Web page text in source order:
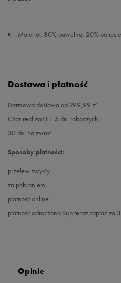
Materiał: 80% bawełna, 20%
Dostawa i płatność
Darmowa dostawa od 299,99 zł
Czas realizacji 1-5 dni roboczych
30 dni na zwrot
Sposoby płatności:
przelew zwykły
za pobraniem
płatność online
płatność odroczona Kup teraz zapłać za
Opinie